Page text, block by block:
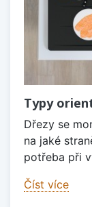
Typy
Dřezy se
na jaké
potřeba při
Číst více